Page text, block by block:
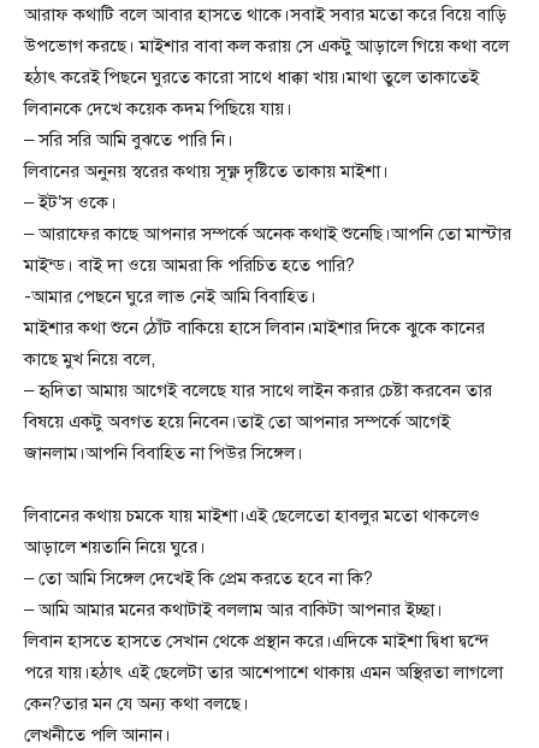
আরাফ কথাটি বলে আবার হাসতে থাকে।সবাই সবার মতো করে বিয়ে বাড়ি
উপভোগ করছে। মাইশার বাবা কল করায় সে একটু আড়ালে গিয়ে কথা বলে
হঠাৎ করেই পিছনে ঘুরতে কারো সাথে ধাক্কা খায়।মাথা তুলে তাকাতেই
লিবানকে দেখে কয়েক কদম পিছিয়ে যায়।
– সরি সরি আমি বুঝতে পারি নি।
লিবানের অনুনয় স্বরের কথায় সূক্ষ্ণ দৃষ্টিতে তাকায় মাইশা।
– ইট’স ওকে।
– আরাফের কাছে আপনার সম্পর্কে অনেক কথাই শুনেছি।আপনি তো মাস্টার
মাইন্ড। বাই দা ওয়ে আমরা কি পরিচিত হতে পারি?
-আমার পেছনে ঘুরে লাভ নেই আমি বিবাহিত।
মাইশার কথা শুনে ঠোঁট বাকিয়ে হাসে লিবান।মাইশার দিকে ঝুকে কানের
কাছে মুখ নিয়ে বলে,
– হৃদিতা আমায় আগেই বলেছে যার সাথে লাইন করার চেষ্টা করবেন তার
বিষয়ে একটু অবগত হয়ে নিবেন।তাই তো আপনার সম্পর্কে আগেই
জানলাম।আপনি বিবাহিত না পিউর সিঙ্গেল।
লিবানের কথায় চমকে যায় মাইশা।এই ছেলেতো হাবলুর মতো থাকলেও
আড়ালে শয়তানি নিয়ে ঘুরে।
– তো আমি সিঙ্গেল দেখেই কি প্রেম করতে হবে না কি?
– আমি আমার মনের কথাটাই বললাম আর বাকিটা আপনার ইচ্ছা।
লিবান হাসতে হাসতে সেখান থেকে প্রস্থান করে।এদিকে মাইশা দ্বিধা দ্বন্দে
পরে যায়।হঠাৎ এই ছেলেটা তার আশেপাশে থাকায় এমন অস্থিরতা লাগলো
কেন?তার মন যে অন্য কথা বলছে।
লেখনীতে পলি আনান।